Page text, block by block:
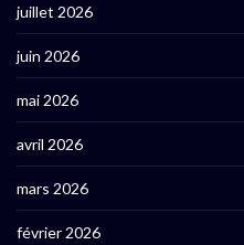
juillet 2026
juin 2026
mai 2026
avril 2026
mars 2026
février 2026